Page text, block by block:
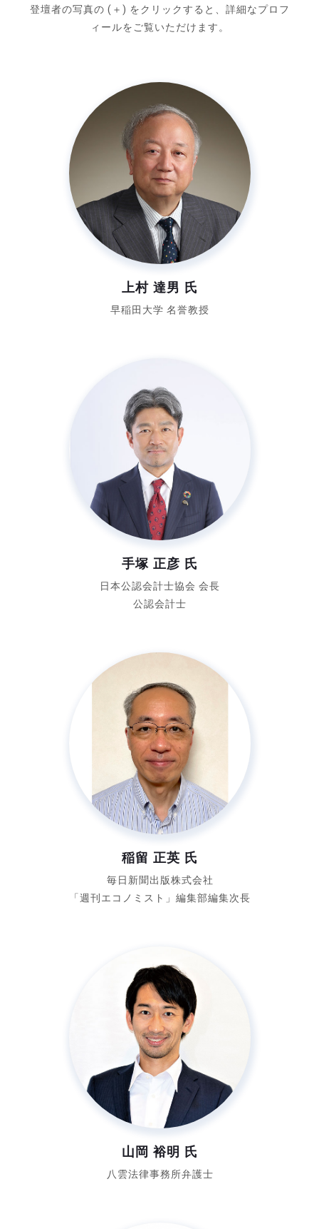
登壇者の写真の (＋) をクリックすると、詳細なプロフ
ィールをご覧いただけます。
上村 達男 氏
早稲田大学 名誉教授
手塚 正彦 氏
日本公認会計士協会 会長
公認会計士
稲留 正英 氏
毎日新聞出版株式会社
「週刊エコノミスト」 編集部編集次長
山岡 裕明 氏
八雲法律事務所弁護士